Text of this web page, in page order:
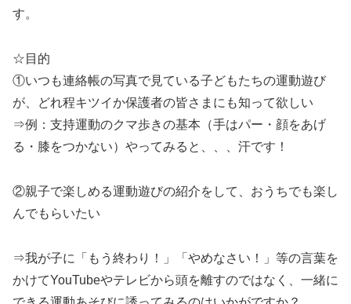
す。
☆目的
①いつも連絡帳の写真で見ている子どもたちの運動遊び
が、どれ程キツイか保護者の皆さまにも知って欲しい
⇒例：支持運動のクマ歩きの基本（手はパー・顔をあげ
る・膝をつかない）やってみると、、、汗です！
②親子で楽しめる運動遊びの紹介をして、おうちでも楽し
んでもらいたい
⇒我が子に「もう終わり！」「やめなさい！」等の言葉を
かけてYouTubeやテレビから頭を離すのではなく、一緒に